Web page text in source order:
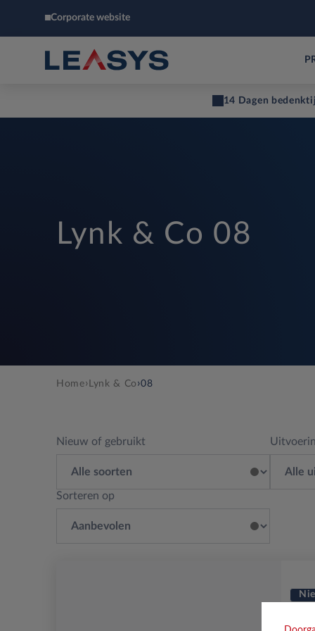
Corporate website
14 Dagen
Lynk & Co 08
Home› Lynk & Co ›08
Nieuw of gebruikt
Sorteren op